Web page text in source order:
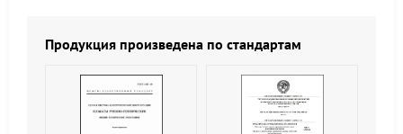
Продукция произведена по стандартам